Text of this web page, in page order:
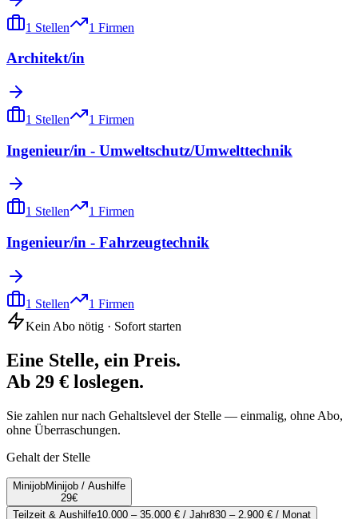
1 Stellen 1 Firmen
Architekt/in
1 Stellen 1 Firmen
Ingenieur/in - Umweltschutz/Umwelttechnik
1 Stellen 1 Firmen
Ingenieur/in - Fahrzeugtechnik
1 Stellen 1 Firmen
Kein Abo nötig · Sofort starten
Eine Stelle, ein Preis.
Ab 29 € loslegen.
Sie zahlen nur nach Gehaltslevel der Stelle — einmalig, ohne Abo,
ohne Überraschungen.
Gehalt der Stelle
MinijobMinijob / Aushilfe
29€
Teilzeit & Aushilfe10.000 – 35.000 € / Jahr830 – 2.900 € / Monat